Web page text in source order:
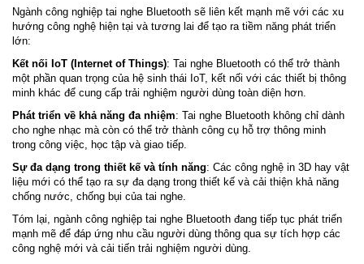
Ngành công nghiệp tai nghe Bluetooth sẽ liên kết mạnh mẽ với các xu
hướng công nghệ hiện tại và tương lai để tạo ra tiềm năng phát triển
lớn:
Kết nối IoT (Internet of Things): Tai nghe Bluetooth có thể trở thành
một phần quan trọng của hệ sinh thái IoT, kết nối với các thiết bị thông
minh khác để cung cấp trải nghiệm người dùng toàn diện hơn.
Phát triển về khả năng đa nhiệm: Tai nghe Bluetooth không chỉ dành
cho nghe nhạc mà còn có thể trở thành công cụ hỗ trợ thông minh
trong công việc, học tập và giao tiếp.
Sự đa dạng trong thiết kế và tính năng: Các công nghệ in 3D hay vật
liệu mới có thể tạo ra sự đa dạng trong thiết kế và cải thiện khả năng
chống nước, chống bụi của tai nghe.
Tóm lại, ngành công nghiệp tai nghe Bluetooth đang tiếp tục phát triển
mạnh mẽ để đáp ứng nhu cầu người dùng thông qua sự tích hợp các
công nghệ mới và cải tiến trải nghiệm người dùng.